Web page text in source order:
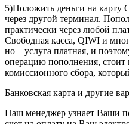
5)Положить деньги на карту
через другой терминал.
практически через любой
Свободная касса, QIWI и
но – услуга платная, и
операцию пополнения, стоит
комиссионного сбора,
Банковская карта и другие
Наш менеджер узнает Ваши